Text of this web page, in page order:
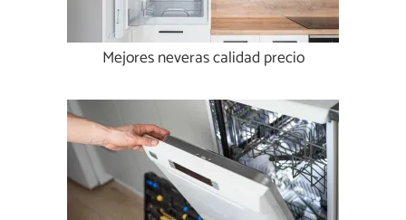
Mejores neveras calidad precio